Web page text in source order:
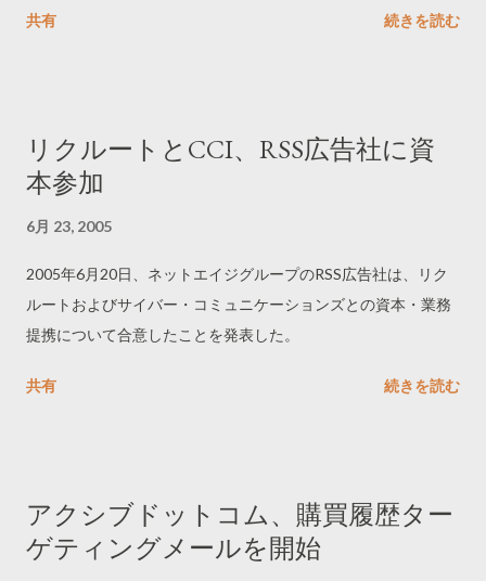
共有 続きを読む
リクルートとCCI、RSS広告社に資
本参加
6月 23, 2005
2005年6月20日、ネットエイジグループのRSS広告社は、リク
ルートおよびサイバー・コミュニケーションズとの資本・業務
提携について合意したことを発表した。
共有 続きを読む
アクシブドットコム、購買履歴ター
ゲティングメールを開始